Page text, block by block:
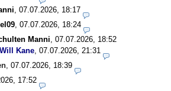
07.07.2026, 18:17
07.07.2026, 18:24
Manni 07.07.2026, 18:52
Will Kane 07.07.2026, 21:31
07.07.2026, 18:39
17:52